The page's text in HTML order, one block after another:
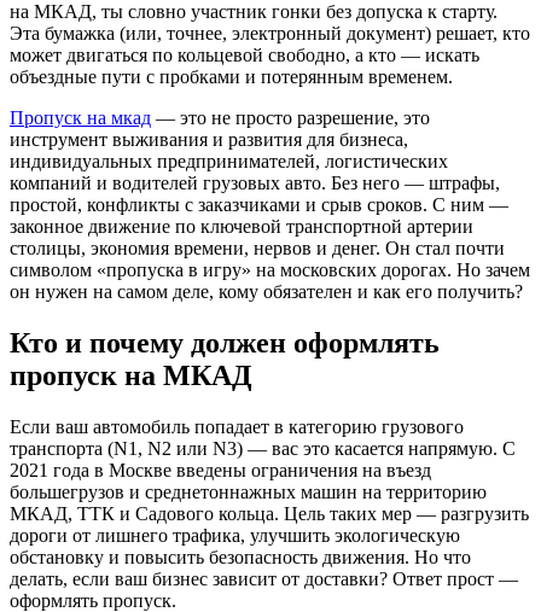
на МКАД, ты словно участник гонки без допуска к старту.
Эта бумажка (или, точнее, электронный документ) решает, кто
может двигаться по кольцевой свободно, а кто — искать
объездные пути с пробками и потерянным временем.
Пропуск на мкад — это не просто разрешение, это
инструмент выживания и развития для бизнеса,
индивидуальных предпринимателей, логистических
компаний и водителей грузовых авто. Без него — штрафы,
простой, конфликты с заказчиками и срыв сроков. С ним —
законное движение по ключевой транспортной артерии
столицы, экономия времени, нервов и денег. Он стал почти
символом «пропуска в игру» на московских дорогах. Но зачем
он нужен на самом деле, кому обязателен и как его получить?
Кто и почему должен оформлять
пропуск на МКАД
Если ваш автомобиль попадает в категорию грузового
транспорта (N1, N2 или N3) — вас это касается напрямую. С
2021 года в Москве введены ограничения на въезд
большегрузов и среднетоннажных машин на территорию
МКАД, ТТК и Садового кольца. Цель таких мер — разгрузить
дороги от лишнего трафика, улучшить экологическую
обстановку и повысить безопасность движения. Но что
делать, если ваш бизнес зависит от доставки? Ответ прост —
оформлять пропуск.